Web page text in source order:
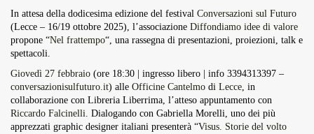
In attesa della dodicesima edizione del festival Conversazioni sul Futuro
(Lecce – 16/19 ottobre 2025), l’associazione Diffondiamo idee di valore
propone “Nel frattempo“, una rassegna di presentazioni, proiezioni, talk e
spettacoli.
Giovedì 27 febbraio (ore 18:30 | ingresso libero | info 3394313397 –
conversazionisulfuturo.it) alle Officine Cantelmo di Lecce, in
collaborazione con Libreria Liberrima, l’atteso appuntamento con
Riccardo Falcinelli. Dialogando con Gabriella Morelli, uno dei più
apprezzati graphic designer italiani presenterà “Visus. Storie del volto